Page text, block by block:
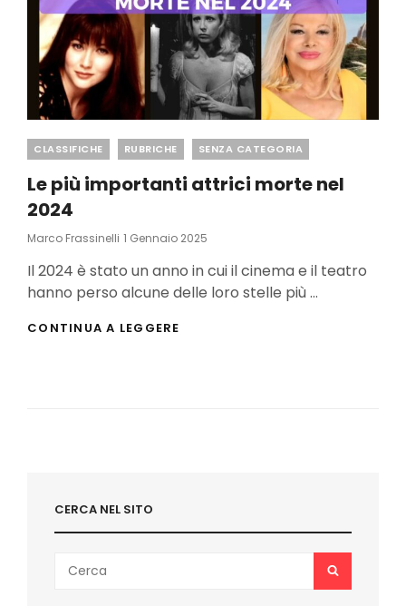
Categories
CLASSIFICHE RUBRICHE SENZA CATEGORIA
Le più importanti attrici morte nel
2024
Marco Frassinelli Posted
1 Gennaio 2025
Il 2024 è stato un anno in cui il cinema e il teatro
hanno perso alcune delle loro stelle più …
CONTINUA A LEGGERE
CERCA NEL SITO
for:
SEARCH